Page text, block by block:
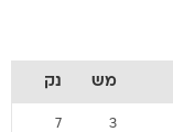
מש נק
3
7